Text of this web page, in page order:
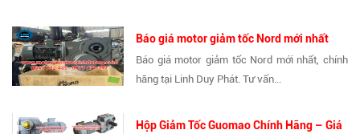
Báo giá motor giảm tốc Nord mới nhất
Báo giá motor giảm tốc Nord mới nhất, chính
hãng tại Linh Duy Phát. Tư vấn...
Hộp Giảm Tốc Guomao Chính Hãng – Giá